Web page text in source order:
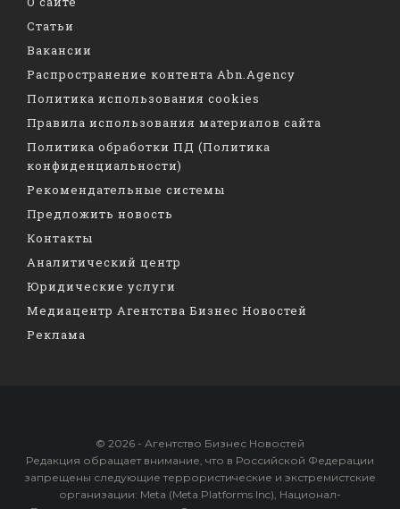
Статьи
Вакансии
Распространение контента Abn.Agency
Политика использования cookies
Правила использования материалов сайта
Политика обработки ПД (Политика
конфиденциальности)
Рекомендательные системы
Предложить новость
Контакты
Аналитический центр
Юридические услуги
Медиацентр Агентства Бизнес Новостей
Реклама
© 2026 - Агентство Бизнес Новостей
Редакция обращает внимание, что в Российской Федерации
запрещены следующие террористические и экстремистские
организации: Meta (Meta Platforms Inc), Национал-